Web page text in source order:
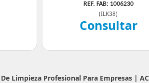
REF. FAB: 1006230
(ILK38)
Consultar
Limpieza Profesional Para Empresas |